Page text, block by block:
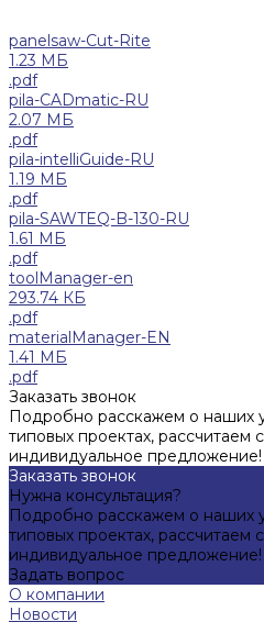
panelsaw-Cut-Rite
1.23 МБ
.pdf
pila-CADmatic-RU
2.07 МБ
.pdf
pila-intelliGuide-RU
1.19 МБ
.pdf
pila-SAWTEQ-B-130-RU
1.61 МБ
.pdf
toolManager-en
293.74 КБ
.pdf
materialManager-EN
1.41 МБ
.pdf
Заказать звонок
Подробно расскажем о наших
типовых проектах, рассчитаем
индивидуальное предложение!
Заказать звонок
Нужна консультация?
Подробно расскажем о наших
типовых проектах, рассчитаем
индивидуальное предложение!
Задать вопрос
О компании
Новости